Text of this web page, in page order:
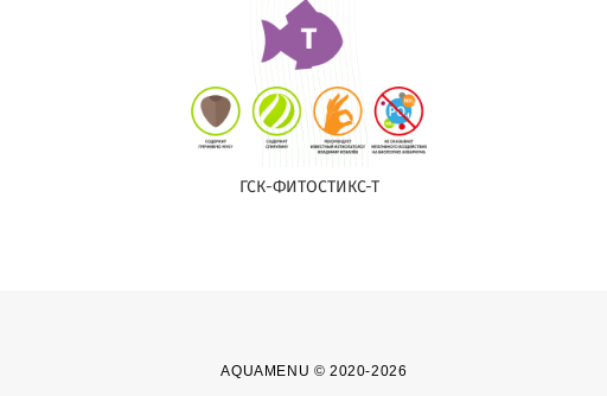
ГСК-ФИТОСТИКС-Т
AQUAMENU © 2020-2026